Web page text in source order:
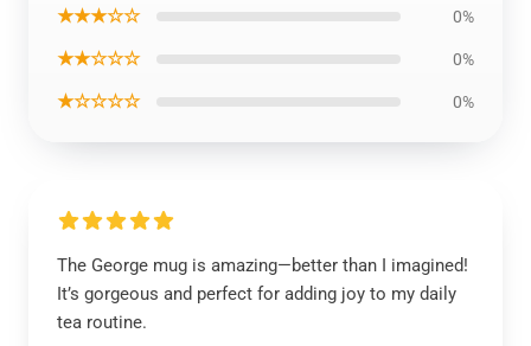
★★★☆☆ 0%
★★☆☆☆ 0%
★☆☆☆☆ 0%
The George mug is amazing—better than I imagined!
It’s gorgeous and perfect for adding joy to my daily
tea routine.